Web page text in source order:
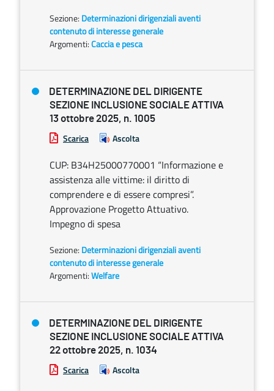
Sezione: Determinazioni dirigenziali aventi
contenuto di interesse generale
Argomenti:Caccia e pesca
DETERMINAZIONE DEL DIRIGENTE
SEZIONE INCLUSIONE SOCIALE ATTIVA
13 ottobre 2025, n. 1005
Scarica Ascolta
CUP: B34H25000770001 “Informazione e
assistenza alle vittime: il diritto di
comprendere e di essere compresi”.
Approvazione Progetto Attuativo.
Impegno di spesa
Sezione: Determinazioni dirigenziali aventi
contenuto di interesse generale
Argomenti:Welfare
DETERMINAZIONE DEL DIRIGENTE
SEZIONE INCLUSIONE SOCIALE ATTIVA
22 ottobre 2025, n. 1034
Scarica Ascolta